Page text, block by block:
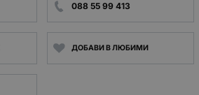
088 55 99 413
ДОБАВИ В ЛЮБИМИ